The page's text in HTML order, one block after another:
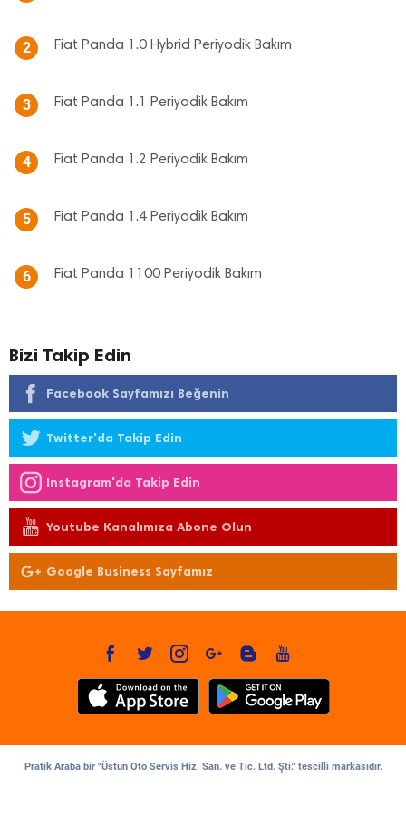
2 Fiat Panda 1.0 Hybrid Periyodik Bakım
3 Fiat Panda 1.1 Periyodik Bakım
4 Fiat Panda 1.2 Periyodik Bakım
5 Fiat Panda 1.4 Periyodik Bakım
6 Fiat Panda 1100 Periyodik Bakım
Bizi Takip Edin
Facebook Sayfamızı Beğenin
Twitter'da Takip Edin
Instagram'da Takip Edin
Youtube Kanalımıza Abone Olun
Google Business Sayfamız
Pratik Araba bir "Üstün Oto Servis Hiz. San. ve Tic. Ltd. Şti." tescilli markasıdır.